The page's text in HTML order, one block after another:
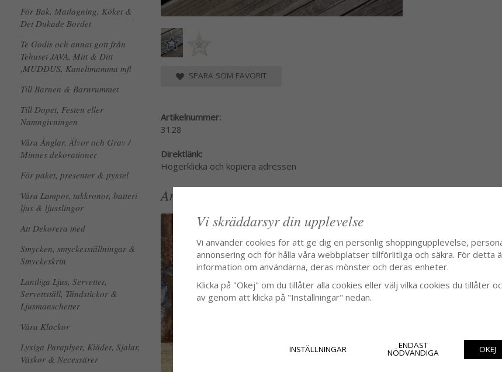
För Bak, Matlagning, Köket &
Det Dukade Bordet
Te Godis och annat gott från
Tehuset JAVA, Mitt & Ditt
,MUDDUS, Kanelimamma mfl
Till Barnen & Barnrummet
Till Dopet, Festen eller
Namngivningen
Våra Änglar, Älvor och Grav /
Minnes dekorationer
För paket, presenter & pyssel
Våra Lampor, takkronor, batteri
ljus & ljusslingor
Att Dekorera med
Smycken, smyckesställningar &
Smyckeskrin
Lantliga Ljus, Servetter,
Servettställ, Tändstickor &
Ljusmanschetter
Våra Klockor
Lyxiga Paraplyer, Kläder, Sjalar,
Väskor & Necessärer
SPARA SOM FAVORIT
Artikelnummer:
3128
Direktlänk:
Högerklicka och kopiera adressen
Andra köpte även
Vi skräddarsyr din upplevelse
Vi använder cookies för att ge dig en personlig shoppingupplevelse,
annonsering och för hålla våra webbplatser tillförlitliga och säkra. För detta
information om användarna, deras mönster och deras enheter.
Klicka på "Okej" om du tillåter alla cookies eller välj vilka cookies du tillåter
av genom att klicka på "Inställningar" nedan.
INSTÄLLNINGAR ENDAST
NÖDVÄNDIGA OKEJ